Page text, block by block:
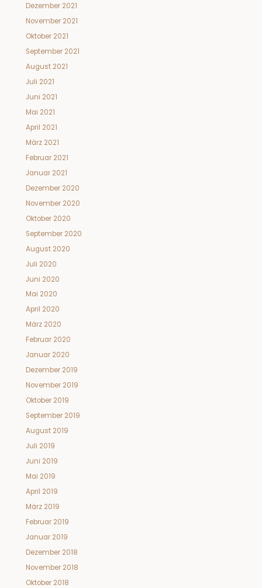
Dezember 2021
November 2021
Oktober 2021
September 2021
August 2021
Juli 2021
Juni 2021
Mai 2021
April 2021
März 2021
Februar 2021
Januar 2021
Dezember 2020
November 2020
Oktober 2020
September 2020
August 2020
Juli 2020
Juni 2020
Mai 2020
April 2020
März 2020
Februar 2020
Januar 2020
Dezember 2019
November 2019
Oktober 2019
September 2019
August 2019
Juli 2019
Juni 2019
Mai 2019
April 2019
März 2019
Februar 2019
Januar 2019
Dezember 2018
November 2018
Oktober 2018